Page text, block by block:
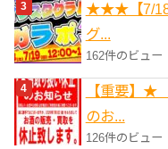
★★★【7/18
グ...
162件のビュー
【重要】★
のお...
126件のビュー